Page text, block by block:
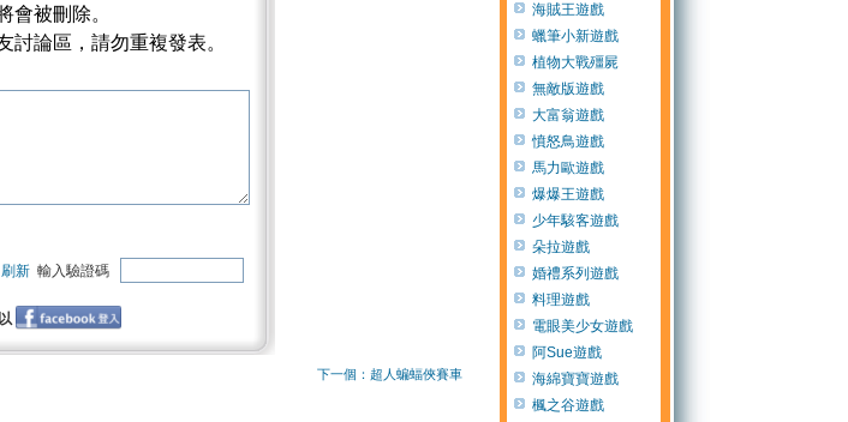
會被刪除。
討論區，請勿重複發表。
刷新 輸入驗證碼
下一個：超人蝙蝠俠賽車
海賊王遊戲
蠟筆小新遊戲
植物大戰殭屍
無敵版遊戲
大富翁遊戲
憤怒鳥遊戲
馬力歐遊戲
爆爆王遊戲
少年駭客遊戲
朵拉遊戲
婚禮系列遊戲
料理遊戲
電眼美少女遊戲
阿Sue遊戲
海綿寶寶遊戲
楓之谷遊戲